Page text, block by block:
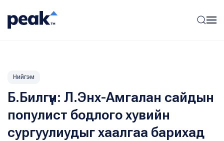
Нийгэм
Б.Билгүүн: Л.Энх-Амгалан сайдын
популист бодлого хувийн
сургуулиудыг хаалгаа барихад